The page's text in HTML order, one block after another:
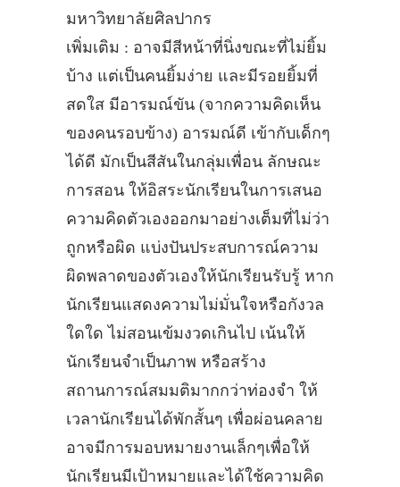
มหาวิทยาลัยศิลปากร
เพิ่มเติม : อาจมีสีหน้าที่นิ่งขณะที่ไม่ยิ้ม
บ้าง แต่เป็นคนยิ้มง่าย และมีรอยยิ้มที่
สดใส มีอารมณ์ขัน (จากความคิดเห็น
ของคนรอบข้าง) อารมณ์ดี เข้ากับเด็กๆ
ได้ดี มักเป็นสีสันในกลุ่มเพื่อน ลักษณะ
การสอน ให้อิสระนักเรียนในการเสนอ
ความคิดตัวเองออกมาอย่างเต็มที่ไม่ว่า
ถูกหรือผิด แบ่งปันประสบการณ์ความ
ผิดพลาดของตัวเองให้นักเรียนรับรู้ หาก
นักเรียนแสดงความไม่มั่นใจหรือกังวล
ใดใด ไม่สอนเข้มงวดเกินไป เน้นให้
นักเรียนจำเป็นภาพ หรือสร้าง
สถานการณ์สมมติมากกว่าท่องจำ ให้
เวลานักเรียนได้พักสั้นๆ เพื่อผ่อนคลาย
อาจมีการมอบหมายงานเล็กๆเพื่อให้
นักเรียนมีเป้าหมายและได้ใช้ความคิด